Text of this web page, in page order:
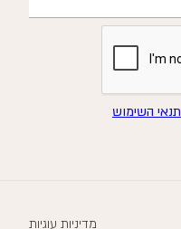
תנאי השימוש
מדיניות עוגיות